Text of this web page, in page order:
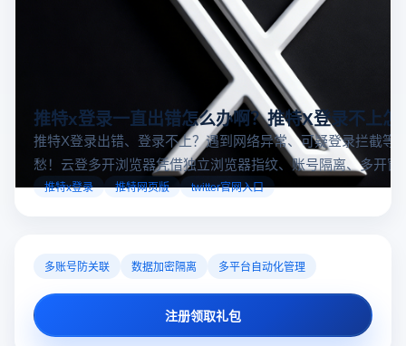
推特x登录一直出错怎么办啊？推特X登录不上怎
推特X登录出错、登录不上？遇到网络异常、可疑登录拦截等
愁！云登多开浏览器凭借独立浏览器指纹、账号隔离、多开窗
对性解决登录难题，让推特X登录更稳定安全～
推特x登录 推特网页版 twitter官网入口
多账号防关联 数据加密隔离 多平台自动化管理
注册领取礼包